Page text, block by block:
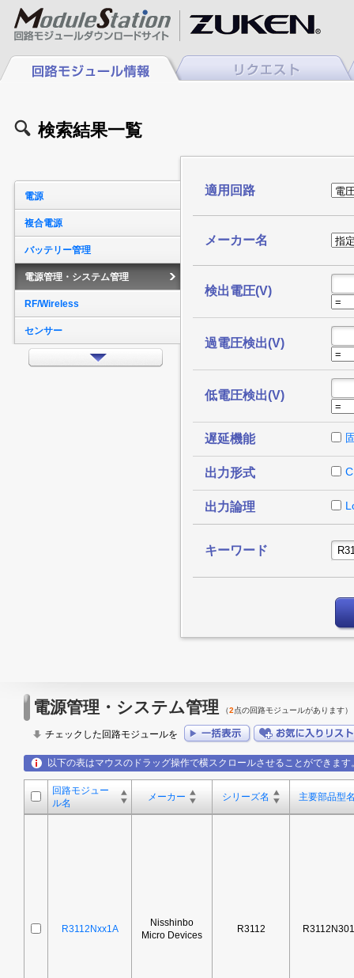
検索結果一覧
電源
複合電源
バッテリー管理
電源管理・システム管理
RF/Wireless
センサー
インターフェイス
適用回路
メーカー名
検出電圧(V)
過電圧検出(V)
低電圧検出(V)
遅延機能
出力形式
出力論理
キーワード
電源管理・システム管理 （2点の回路モジュールがあります）
チェックした回路モジュールを
以下の表はマウスのドラッグ操作で横スクロールさせることができます
回路モジュー
ル名
メーカー シリーズ名 主要部品型
R3112Nxx1A
Nisshinbo
Micro Devices
R3112